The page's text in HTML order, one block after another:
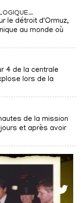
le détroit d'Ormuz,
au monde où
4 de la centrale
lors de la
de la mission
et après avoir